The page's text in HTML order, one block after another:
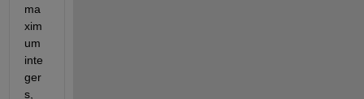
ma
xim
um
inte
ger
s,